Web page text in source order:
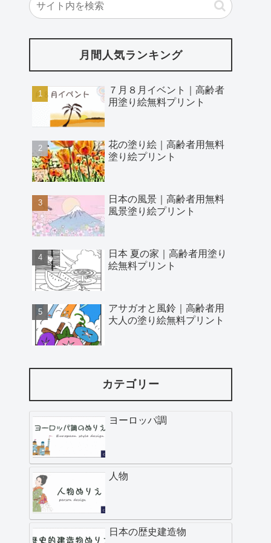
月間人気ランキング
７月８月イベント｜高齢者
用塗り絵無料プリント
花の塗り絵｜高齢者用無料
塗り絵プリント
日本の風景｜高齢者用無料
風景塗り絵プリント
日本 夏の家｜高齢者用塗り
絵無料プリント
アサガオと風鈴｜高齢者用
大人の塗り絵無料プリント
カテゴリー
ヨーロッパ調
人物
日本の歴史建造物